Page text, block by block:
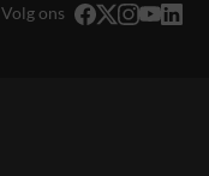
Volg ons